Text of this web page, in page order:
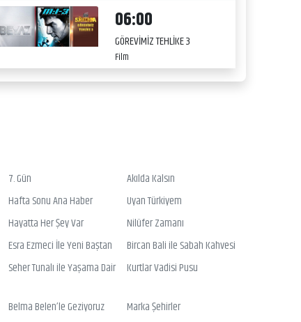
06:00
GÖREVİMİZ TEHLİKE 3
Film
7. Gün
Akılda Kalsın
Hafta Sonu Ana Haber
Uyan Türkiyem
Hayatta Her Şey Var
Nilüfer Zamanı
Esra Ezmeci İle Yeni Baştan
Bircan Bali ile Sabah Kahvesi
Seher Tunalı ile Yaşama Dair Kurtlar Vadisi Pusu
Belma Belen’le Geziyoruz
Marka Şehirler